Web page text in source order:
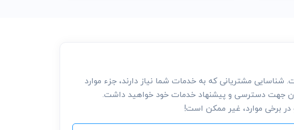
مشتریانی که به خدمات شما نیاز دارند، جزء موارد
جهت دسترسی و پیشنهاد خدمات خود خواهید داشت.
در برخی موارد، غیر ممکن است!